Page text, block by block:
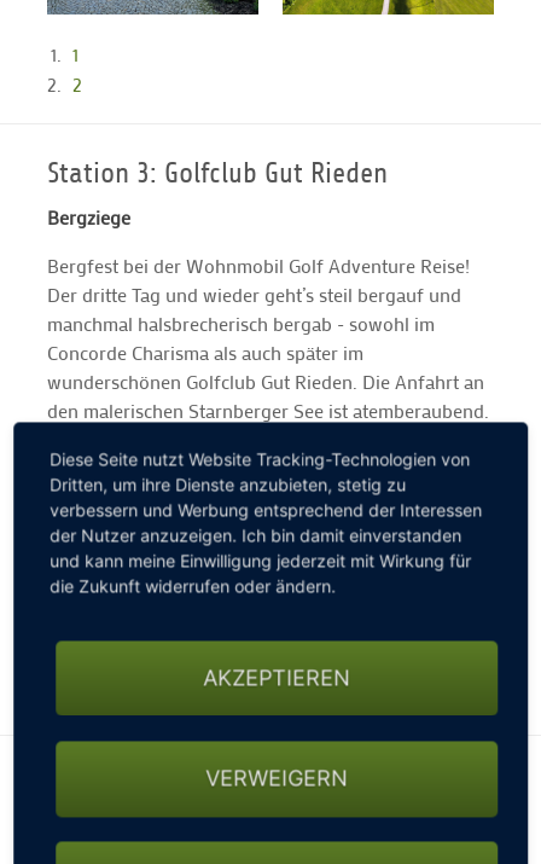
1
2
Station 3: Golfclub Gut Rieden
Bergziege
Bergfest bei der Wohnmobil Golf Adventure Reise!
Der dritte Tag und wieder geht’s steil bergauf und
manchmal halsbrecherisch bergab - sowohl im
Concorde Charisma als auch später im
wunderschönen Golfclub Gut Rieden. Die Anfahrt an
den malerischen Starnberger See ist atemberaubend.
mit einem grandiosen Alpenpanorama verwöhnt. Ein
kleiner Tipp nach drei Tagen Wohnmobil Golf
Adventure gefällig? Bitte immer vor der Anreise bei
den jeweiligen Golfclubs anrufen und nach
gesperrten Straßen, nicht passierbaren Wegen oder
könnte es mit der gebuchten Startzeit schon mal
Diese Seite nutzt Website Tracking-Technologien von
Dritten, um ihre Dienste anzubieten, stetig zu
verbessern und Werbung entsprechend der Interessen
der Nutzer anzuzeigen. Ich bin damit einverstanden
und kann meine Einwilligung jederzeit mit Wirkung für
die Zukunft widerrufen oder ändern.
AKZEPTIEREN
VERWEIGERN